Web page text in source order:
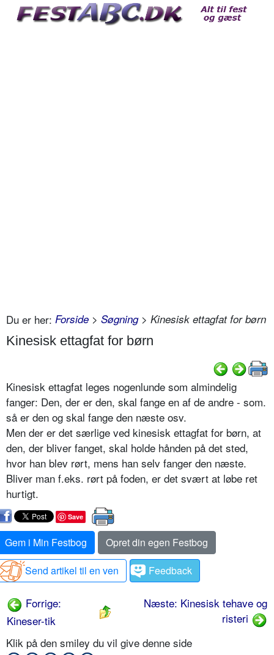
Du er her: Forside > Søgning> Kinesisk ettagfat for børn
Kinesisk ettagfat for børn
Kinesisk ettagfat leges nogenlunde som almindelig
fanger: Den, der er den, skal fange en af de andre - som.
så er den og skal fange den næste osv.
Men der er det særlige ved kinesisk ettagfat for børn, at
den, der bliver fanget, skal holde hånden på det sted,
hvor han blev rørt, mens han selv fanger den næste.
Bliver man f.eks. rørt på foden, er det svært at løbe ret
hurtigt.
Save
Gem i Min Festbog
Opret din egen Festbog
Send artikel til en ven
Feedback
Forrige:
Kineser-tik
Næste: Kinesisk tehave og
risteri
Klik på den smiley du vil give denne side